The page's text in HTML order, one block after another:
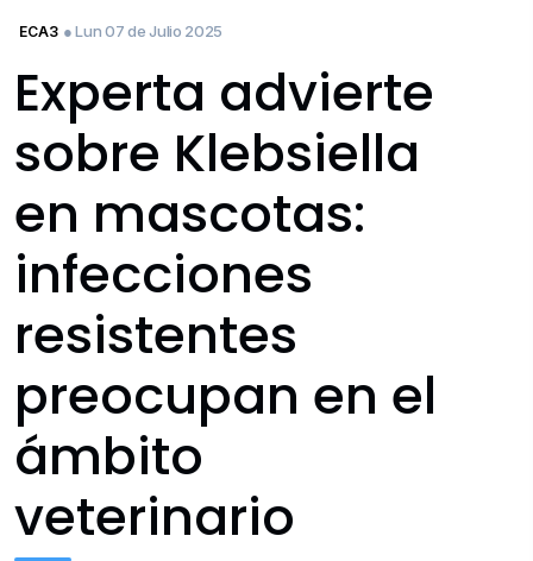
ECA3 ● Lun 07 de Julio 2025
Experta advierte
sobre Klebsiella
en mascotas:
infecciones
resistentes
preocupan en el
ámbito
veterinario